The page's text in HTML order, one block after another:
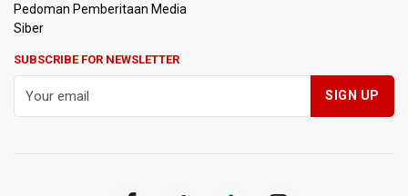
BGN Beri Batas Waktu SPPG Kantongi SLHS Paling
Diperiksa di Kejagung Sebagai Tersangka
Pedoman Pemberitaan Media
Siber
SUBSCRIBE FOR NEWSLETTER